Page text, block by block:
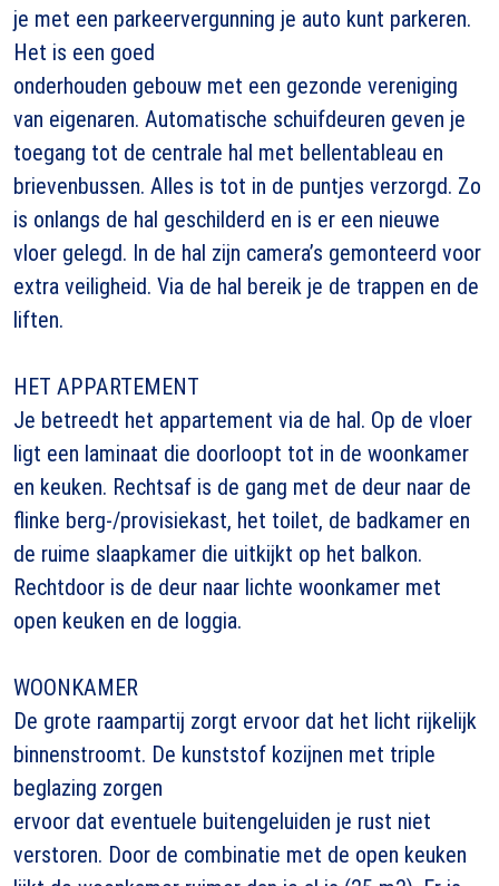
je met een parkeervergunning je auto kunt parkeren.
Het is een goed
onderhouden gebouw met een gezonde vereniging
van eigenaren. Automatische schuifdeuren geven je
toegang tot de centrale hal met bellentableau en
brievenbussen. Alles is tot in de puntjes verzorgd. Zo
is onlangs de hal geschilderd en is er een nieuwe
vloer gelegd. In de hal zijn camera’s gemonteerd voor
extra veiligheid. Via de hal bereik je de trappen en de
liften.
HET APPARTEMENT
Je betreedt het appartement via de hal. Op de vloer
ligt een laminaat die doorloopt tot in de woonkamer
en keuken. Rechtsaf is de gang met de deur naar de
flinke berg-/provisiekast, het toilet, de badkamer en
de ruime slaapkamer die uitkijkt op het balkon.
Rechtdoor is de deur naar lichte woonkamer met
open keuken en de loggia.
WOONKAMER
De grote raampartij zorgt ervoor dat het licht rijkelijk
binnenstroomt. De kunststof kozijnen met triple
beglazing zorgen
ervoor dat eventuele buitengeluiden je rust niet
verstoren. Door de combinatie met de open keuken